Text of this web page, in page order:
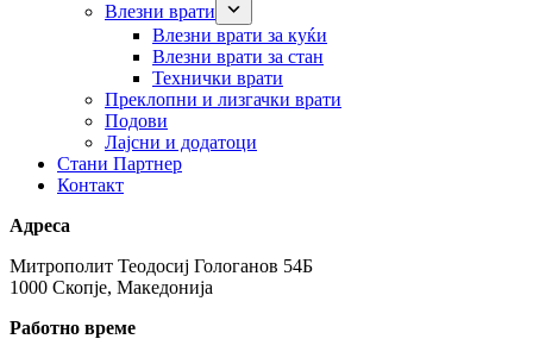
Влезни врати
Влезни врати за куќи
Влезни врати за стан
Технички врати
Преклопни и лизгачки врати
Подови
Лајсни и додатоци
Стани Партнер
Контакт
Адреса
Митрополит Теодосиј Гологанов 54Б
1000 Скопје, Македонија
Работно време